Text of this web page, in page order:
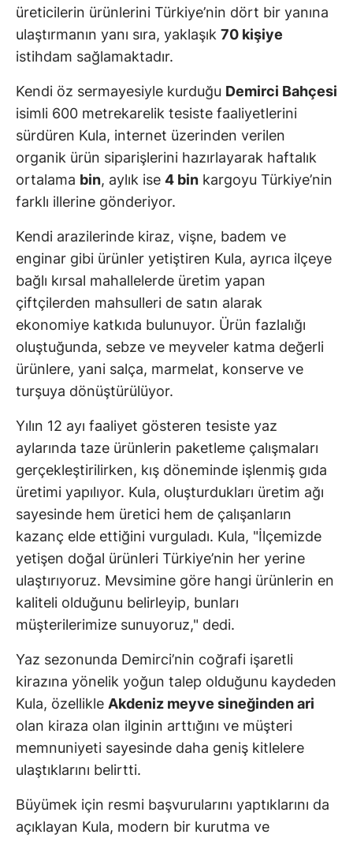
üreticilerin ürünlerini Türkiye’nin dört bir yanına
ulaştırmanın yanı sıra, yaklaşık 70 kişiye
istihdam sağlamaktadır.
Kendi öz sermayesiyle kurduğu Demirci Bahçesi
isimli 600 metrekarelik tesiste faaliyetlerini
sürdüren Kula, internet üzerinden verilen
organik ürün siparişlerini hazırlayarak haftalık
ortalama bin, aylık ise 4 bin kargoyu Türkiye’nin
farklı illerine gönderiyor.
Kendi arazilerinde kiraz, vişne, badem ve
enginar gibi ürünler yetiştiren Kula, ayrıca ilçeye
bağlı kırsal mahallelerde üretim yapan
çiftçilerden mahsulleri de satın alarak
ekonomiye katkıda bulunuyor. Ürün fazlalığı
oluştuğunda, sebze ve meyveler katma değerli
ürünlere, yani salça, marmelat, konserve ve
turşuya dönüştürülüyor.
Yılın 12 ayı faaliyet gösteren tesiste yaz
aylarında taze ürünlerin paketleme çalışmaları
gerçekleştirilirken, kış döneminde işlenmiş gıda
üretimi yapılıyor. Kula, oluşturdukları üretim ağı
sayesinde hem üretici hem de çalışanların
kazanç elde ettiğini vurguladı. Kula, "İlçemizde
yetişen doğal ürünleri Türkiye’nin her yerine
ulaştırıyoruz. Mevsimine göre hangi ürünlerin en
kaliteli olduğunu belirleyip, bunları
müşterilerimize sunuyoruz," dedi.
Yaz sezonunda Demirci’nin coğrafi işaretli
kirazına yönelik yoğun talep olduğunu kaydeden
Kula, özellikle Akdeniz meyve sineğinden ari
olan kiraza olan ilginin arttığını ve müşteri
memnuniyeti sayesinde daha geniş kitlelere
ulaştıklarını belirtti.
Büyümek için resmi başvurularını yaptıklarını da
açıklayan Kula, modern bir kurutma ve